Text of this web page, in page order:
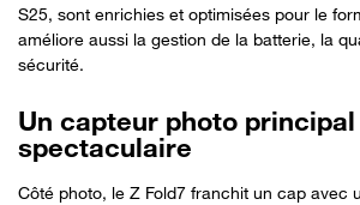
S25, sont enrichies et optimisées pour le
améliore aussi la gestion de la batterie, la
sécurité.
Un capteur photo principal
spectaculaire
Côté photo, le Z Fold7 franchit un cap avec